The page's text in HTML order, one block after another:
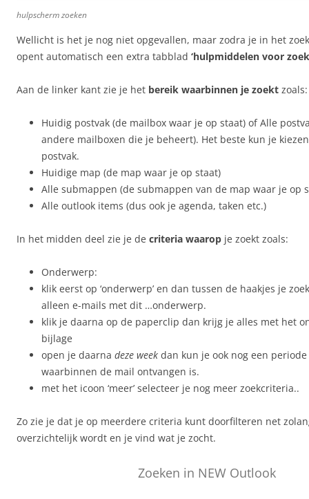
hulpscherm zoeken
Wellicht is het je nog niet opgevallen, maar zodra je in het
opent automatisch een extra tabblad ‘hulpmiddelen voor
Aan de linker kant zie je het bereik waarbinnen je zoekt zoals:
Huidig postvak (de mailbox waar je op staat) of Alle
andere mailboxen die je beheert). Het beste kun je
postvak.
Huidige map (de map waar je op staat)
Alle submappen (de submappen van de map waar je op
Alle outlook items (dus ook je agenda, taken etc.)
In het midden deel zie je de criteria waarop je zoekt zoals:
Onderwerp:
klik eerst op ‘onderwerp’ en dan tussen de haakjes je
alleen e-mails met dit …onderwerp.
klik je daarna op de paperclip dan krijg je alles met het
bijlage
open je daarna deze week dan kun je ook nog een
waarbinnen de mail ontvangen is.
met het icoon ‘meer’ selecteer je nog meer zoekcriteria..
Zo zie je dat je op meerdere criteria kunt doorfilteren net
overzichtelijk wordt en je vind wat je zocht.
Zoeken in NEW Outlook